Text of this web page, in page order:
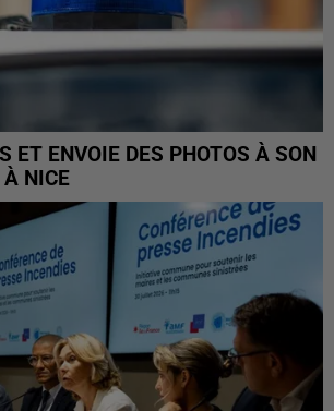
ET ENVOIE DES PHOTOS À SON
À NICE